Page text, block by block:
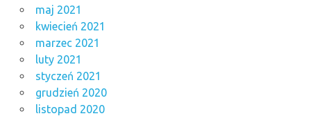
maj 2021
kwiecień 2021
marzec 2021
luty 2021
styczeń 2021
grudzień 2020
listopad 2020